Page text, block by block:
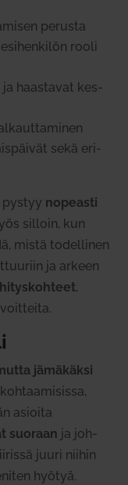
perusta
rooli
haas­tavat kes­
sekä eri­
pystyy nopeasti
silloin, kun
mistä todel­linen
ja arkeen
,
jämä­käksi
asioita
suoraan ja joh­
juuri niihin
hyötyä.